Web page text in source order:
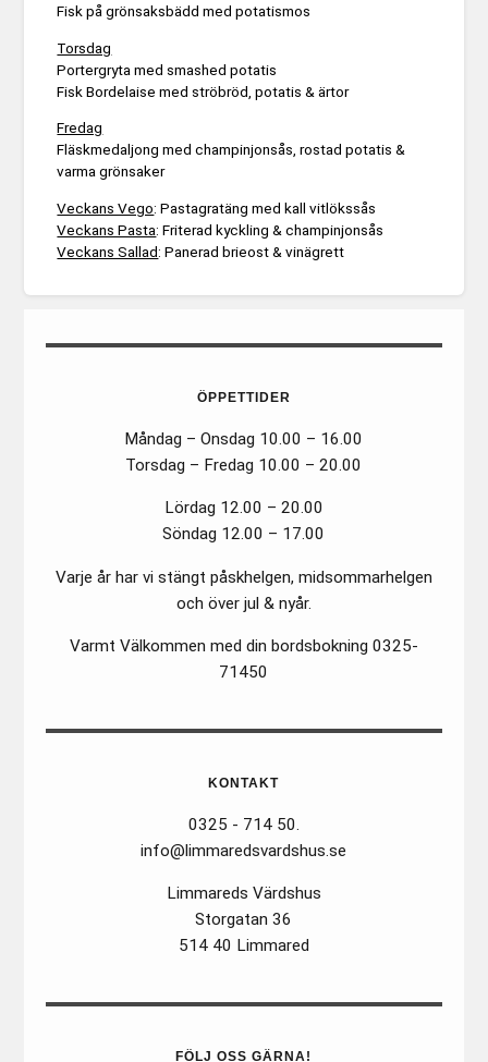
Fisk på grönsaksbädd med potatismos
Torsdag
Portergryta med smashed potatis
Fisk Bordelaise med ströbröd, potatis & ärtor
Fredag
Fläskmedaljong med champinjonsås, rostad potatis &
varma grönsaker
Veckans Vego: Pastagratäng med kall vitlökssås
Veckans Pasta: Friterad kyckling & champinjonsås
Veckans Sallad: Panerad brieost & vinägrett
ÖPPETTIDER
Måndag – Onsdag 10.00 – 16.00
Torsdag – Fredag 10.00 – 20.00
Lördag 12.00 – 20.00
Söndag 12.00 – 17.00
Varje år har vi stängt påskhelgen, midsommarhelgen
och över jul & nyår.
Varmt Välkommen med din bordsbokning 0325-
71450
KONTAKT
0325 - 714 50.
info@limmaredsvardshus.se
Limmareds Värdshus
Storgatan 36
514 40 Limmared
FÖLJ OSS GÄRNA!